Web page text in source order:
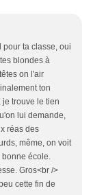
pour ta classe, oui
blondes à
on l'air
ton
trouve le tien
lui demande,
réas des
même, on voit
bonne école.
Gros<br />
cette fin de